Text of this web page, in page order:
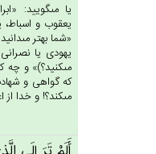
يا مى‏گوييد:
يعقوب و اسباط،
«شما بهتر
يهودى يا
مى‏كنيد؟)» و
كه گواهى و
مى‏كند؟! و خدا از